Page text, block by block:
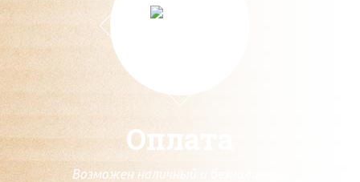
Оплата
Возможен наличный и безналичный